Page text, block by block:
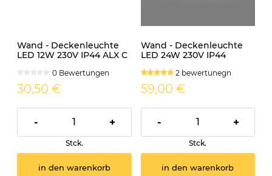
Wand - Deckenleuchte
LED 12W 230V IP44 ALX C
0 Bewertungen
30,50 €
- +
Stck.
in den warenkorb
Wand - Deckenleuchte
LED 24W 230V IP44
2 bewertunegn
59,00 €
- +
Stck.
in den warenkorb